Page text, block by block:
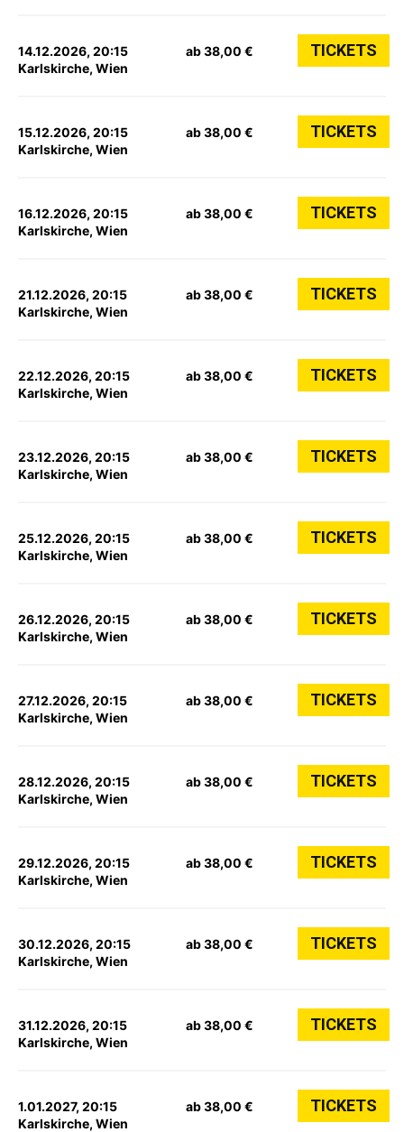
14.12.2026, 20:15
Karlskirche, Wien
ab 38,00 € TICKETS
15.12.2026, 20:15
Karlskirche, Wien
ab 38,00 € TICKETS
16.12.2026, 20:15
Karlskirche, Wien
ab 38,00 € TICKETS
21.12.2026, 20:15
Karlskirche, Wien
ab 38,00 € TICKETS
22.12.2026, 20:15
Karlskirche, Wien
ab 38,00 € TICKETS
23.12.2026, 20:15
Karlskirche, Wien
ab 38,00 € TICKETS
25.12.2026, 20:15
Karlskirche, Wien
ab 38,00 € TICKETS
26.12.2026, 20:15
Karlskirche, Wien
ab 38,00 € TICKETS
27.12.2026, 20:15
Karlskirche, Wien
ab 38,00 € TICKETS
28.12.2026, 20:15
Karlskirche, Wien
ab 38,00 € TICKETS
29.12.2026, 20:15
Karlskirche, Wien
ab 38,00 € TICKETS
30.12.2026, 20:15
Karlskirche, Wien
ab 38,00 € TICKETS
31.12.2026, 20:15
Karlskirche, Wien
ab 38,00 € TICKETS
1.01.2027, 20:15
Karlskirche, Wien
ab 38,00 € TICKETS